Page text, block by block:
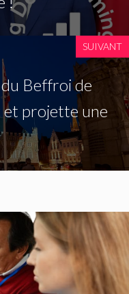
SUIVANT
Beffroi de
et projette une